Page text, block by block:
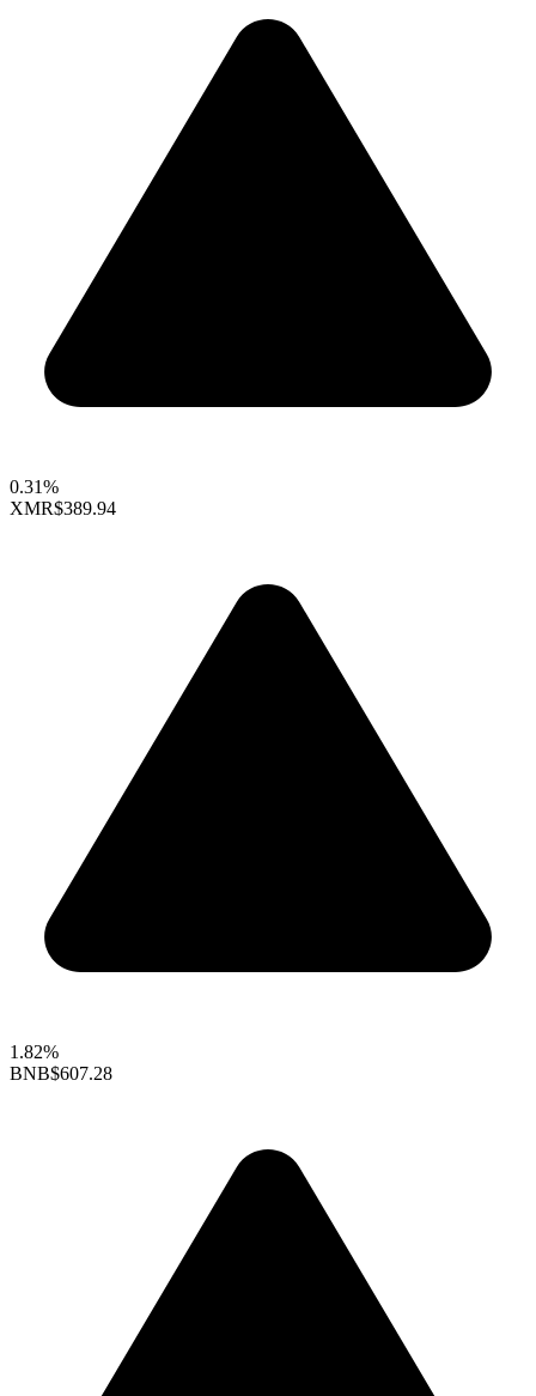
0.31%
XMR$389.94
1.82%
BNB$607.28